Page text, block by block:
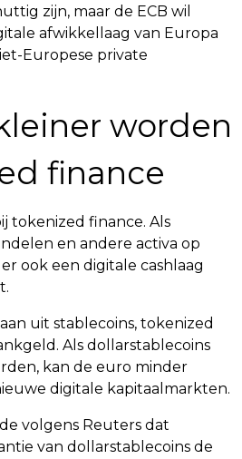
zijn, maar de ECB wil
afwikkellaag van Europa
Europese private
worden
finance
tokenized finance. Als
en andere activa op
ook een digitale cashlaag
uit stablecoins, tokenized
Als dollarstablecoins
kan de euro minder
digitale kapitaalmarkten.
volgens Reuters dat
van dollarstablecoins de